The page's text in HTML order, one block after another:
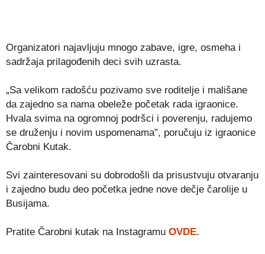
Organizatori najavljuju mnogo zabave, igre, osmeha i
sadržaja prilagođenih deci svih uzrasta.
„Sa velikom radošću pozivamo sve roditelje i mališane
da zajedno sa nama obeleže početak rada igraonice.
Hvala svima na ogromnoj podršci i poverenju, radujemo
se druženju i novim uspomenama”, poručuju iz igraonice
Čarobni Kutak.
Svi zainteresovani su dobrodošli da prisustvuju otvaranju
i zajedno budu deo početka jedne nove dečje čarolije u
Busijama.
Pratite Čarobni kutak na Instagramu OVDE.